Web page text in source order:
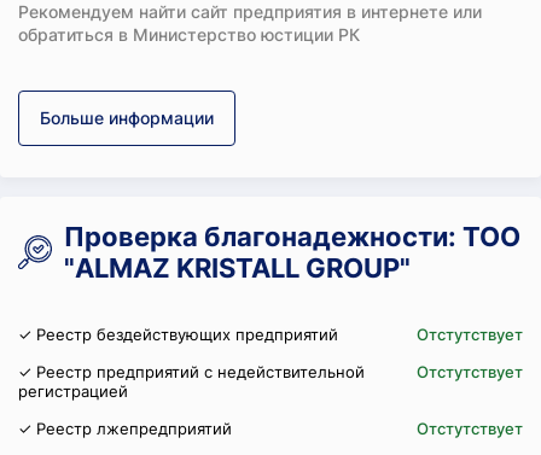
Рекомендуем найти сайт предприятия в интернете или
обратиться в Министерство юстиции РК
Больше информации
Проверка благонадежности: ТОО
"ALMAZ KRISTALL GROUP"
✓ Реестр бездействующих предприятий
Отстутствует
✓ Реестр предприятий с недействительной
регистрацией
Отстутствует
✓ Реестр лжепредприятий
Отстутствует